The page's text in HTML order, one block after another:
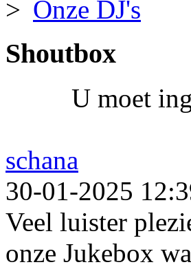
Onze DJ's
Shoutbox
U moet
schana
30-01-2025
Veel luister
onze Jukebox